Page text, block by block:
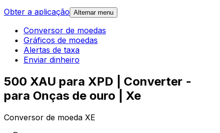
Obter a aplicação Alternar menu
Conversor de moedas
Gráficos de moedas
Alertas de taxa
Enviar dinheiro
500 XAU para XPD | Converter -
para Onças de ouro | Xe
Conversor de moeda XE